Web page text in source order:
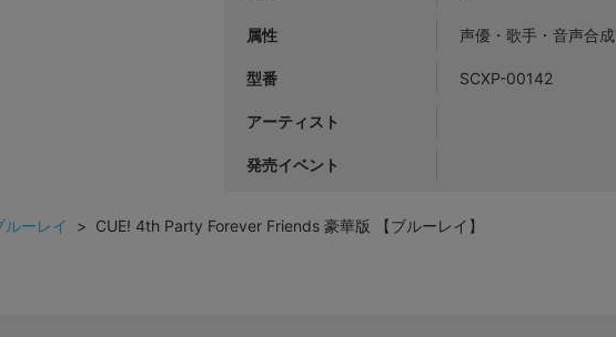
属性 声優・歌手・音声合成
型番 SCXP-00142
アーティスト
発売イベント
ルーレイ > CUE! 4th Party Forever Friends 豪華版 【ブルーレイ】